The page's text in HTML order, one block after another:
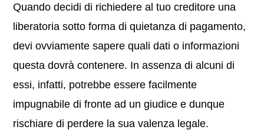
Quando decidi di richiedere al tuo creditore una
liberatoria sotto forma di quietanza di pagamento,
devi ovviamente sapere quali dati o informazioni
questa dovrà contenere. In assenza di alcuni di
essi, infatti, potrebbe essere facilmente
impugnabile di fronte ad un giudice e dunque
rischiare di perdere la sua valenza legale.